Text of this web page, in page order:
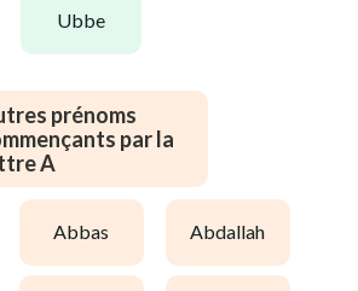
ubbe
prénoms
par la
A
abbas abdallah